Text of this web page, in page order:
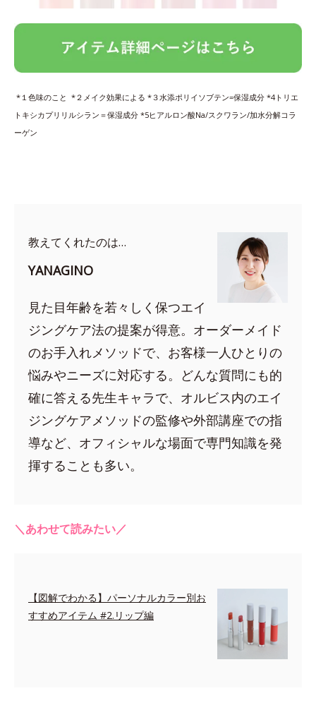
*１色味のこと *２メイク効果による *３水添ポリイソブテン=保湿成分 *4トリエ
トキシカプリリルシラン＝保湿成分 *5ヒアルロン酸Na/スクワラン/加水分解コラ
ーゲン
教えてくれたのは…
YANAGINO
見た目年齢を若々しく保つエイ
ジングケア法の提案が得意。オーダーメイド
のお手入れメソッドで、お客様一人ひとりの
悩みやニーズに対応する。どんな質問にも的
確に答える先生キャラで、オルビス内のエイ
ジングケアメソッドの監修や外部講座での指
導など、オフィシャルな場面で専門知識を発
揮することも多い。
＼あわせて読みたい／
【図解でわかる】パーソナルカラー別お
すすめアイテム #2.リップ編